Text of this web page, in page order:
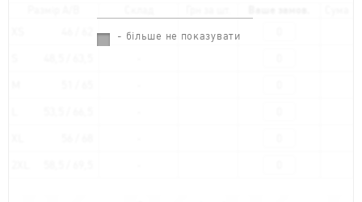
- більше не показувати